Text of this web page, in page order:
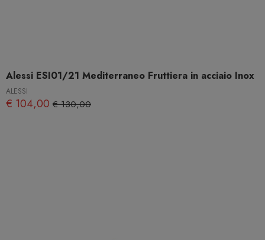
Alessi ESI01/21 Mediterraneo Fruttiera in acciaio Inox
ALESSI
€ 104,00 € 130,00